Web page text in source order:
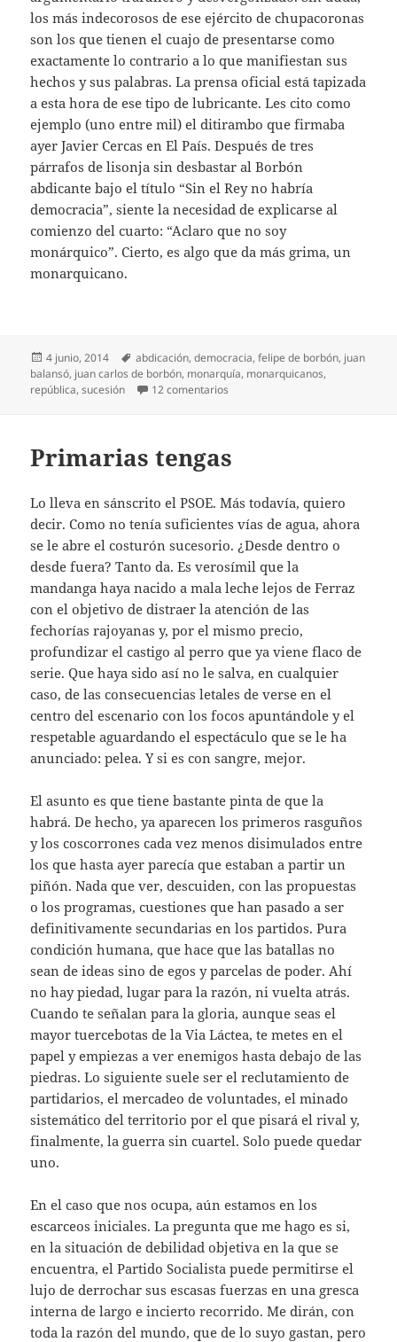
los más indecorosos de ese ejército de chupacoronas
son los que tienen el cuajo de presentarse como
exactamente lo contrario a lo que manifiestan sus
hechos y sus palabras. La prensa oficial está tapizada
a esta hora de ese tipo de lubricante. Les cito como
ejemplo (uno entre mil) el ditirambo que firmaba
ayer Javier Cercas en El País. Después de tres
párrafos de lisonja sin desbastar al Borbón
abdicante bajo el título “Sin el Rey no habría
democracia”, siente la necesidad de explicarse al
comienzo del cuarto: “Aclaro que no soy
monárquico”. Cierto, es algo que da más grima, un
monarquicano.
Publicado
el
4 junio, 2014 Etiquetas
abdicación,democracia,felipe de borbón, juan
balansó, juan carlos de borbón, monarquía, monarquicanos,
república,sucesión 12 comentarios
Primarias tengas
Lo lleva en sánscrito el PSOE. Más todavía, quiero
decir. Como no tenía suficientes vías de agua, ahora
se le abre el costurón sucesorio. ¿Desde dentro o
desde fuera? Tanto da. Es verosímil que la
mandanga haya nacido a mala leche lejos de Ferraz
con el objetivo de distraer la atención de las
fechorías rajoyanas y, por el mismo precio,
profundizar el castigo al perro que ya viene flaco de
serie. Que haya sido así no le salva, en cualquier
caso, de las consecuencias letales de verse en el
centro del escenario con los focos apuntándole y el
respetable aguardando el espectáculo que se le ha
anunciado: pelea. Y si es con sangre, mejor.
El asunto es que tiene bastante pinta de que la
habrá. De hecho, ya aparecen los primeros rasguños
y los coscorrones cada vez menos disimulados entre
los que hasta ayer parecía que estaban a partir un
piñón. Nada que ver, descuiden, con las propuestas
o los programas, cuestiones que han pasado a ser
definitivamente secundarias en los partidos. Pura
condición humana, que hace que las batallas no
sean de ideas sino de egos y parcelas de poder. Ahí
no hay piedad, lugar para la razón, ni vuelta atrás.
Cuando te señalan para la gloria, aunque seas el
mayor tuercebotas de la Via Láctea, te metes en el
papel y empiezas a ver enemigos hasta debajo de las
piedras. Lo siguiente suele ser el reclutamiento de
partidarios, el mercadeo de voluntades, el minado
sistemático del territorio por el que pisará el rival y,
finalmente, la guerra sin cuartel. Solo puede quedar
uno.
En el caso que nos ocupa, aún estamos en los
escarceos iniciales. La pregunta que me hago es si,
en la situación de debilidad objetiva en la que se
encuentra, el Partido Socialista puede permitirse el
lujo de derrochar sus escasas fuerzas en una gresca
interna de largo e incierto recorrido. Me dirán, con
toda la razón del mundo, que de lo suyo gastan, pero